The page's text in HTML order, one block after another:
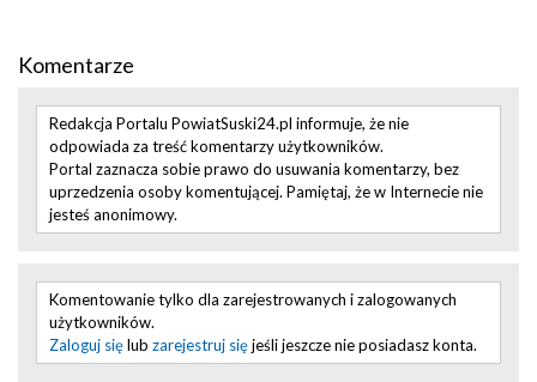
Komentarze
Redakcja Portalu PowiatSuski24.pl informuje, że nie
odpowiada za treść komentarzy użytkowników.
Portal zaznacza sobie prawo do usuwania komentarzy, bez
uprzedzenia osoby komentującej. Pamiętaj, że w Internecie nie
jesteś anonimowy.
Komentowanie tylko dla zarejestrowanych i zalogowanych
użytkowników.
Zaloguj sięlub zarejestruj sięjeśli jeszcze nie posiadasz konta.